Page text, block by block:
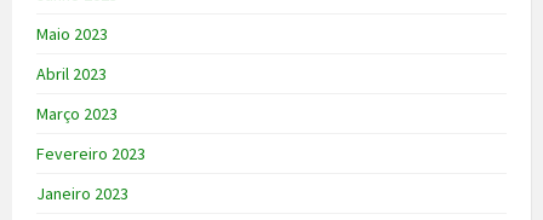
Maio 2023
Abril 2023
Março 2023
Fevereiro 2023
Janeiro 2023